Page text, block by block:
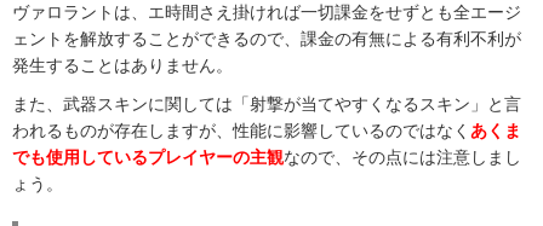
ヴァロラントは、エ時間さえ掛ければ一切課金をせずとも全エージ
ェントを解放することができるので、課金の有無による有利不利が
発生することはありません。
また、武器スキンに関しては「射撃が当てやすくなるスキン」と言
われるものが存在しますが、性能に影響しているのではなく あくま
でも使用しているプレイヤーの主観なので、その点には注意しまし
ょう。